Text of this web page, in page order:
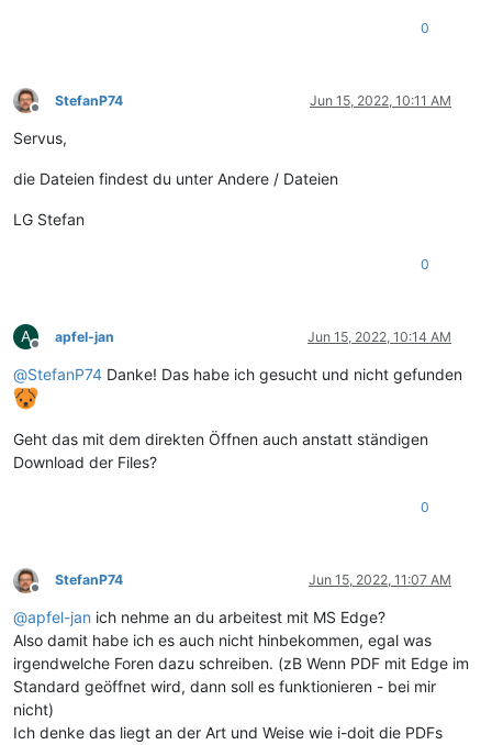
0
Offline
StefanP74 Jun 15, 2022, 10:11 AM
Servus,
die Dateien findest du unter Andere / Dateien
LG Stefan
0
A
Offline
apfel-jan Jun 15, 2022, 10:14 AM
@StefanP74 Danke! Das habe ich gesucht und nicht gefunden
Geht das mit dem direkten Öffnen auch anstatt ständigen
Download der Files?
0
Offline
StefanP74 Jun 15, 2022, 11:07 AM
@apfel-jan ich nehme an du arbeitest mit MS Edge?
Also damit habe ich es auch nicht hinbekommen, egal was
irgendwelche Foren dazu schreiben. (zB Wenn PDF mit Edge im
Standard geöffnet wird, dann soll es funktionieren - bei mir
nicht)
Ich denke das liegt an der Art und Weise wie i-doit die PDFs